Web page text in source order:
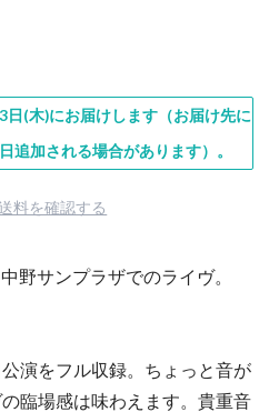
(木)にお届けします（お届け先に
追加される場合があります）。
送料を確認する
野サンプラザでのライヴ。
演をフル収録。ちょっと音が
臨場感は味わえます。貴重音